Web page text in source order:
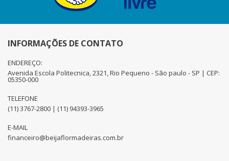
INFORMAÇÕES DE CONTATO
ENDEREÇO:
Avenida Escola Politecnica, 2321, Rio Pequeno - São paulo - SP | CEP:
05350-000
TELEFONE
(11) 3767-2800 | (11) 94393-3965
E-MAIL
financeiro@beijaflormadeiras.com.br